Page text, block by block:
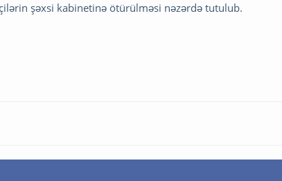
şəxsi kabinetinə ötürülməsi nəzərdə tutulub.